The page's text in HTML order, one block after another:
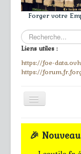
Forger votre
Rechercher
Liens utiles :
https://foe-
https://
Toggle
Navigation
🎉